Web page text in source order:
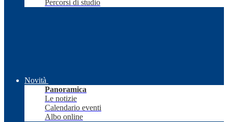
Percorsi di studio
Novità
Panoramica
Le notizie
Calendario eventi
Albo online